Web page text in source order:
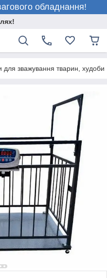
обладнання!
для зважування тварин, худоби